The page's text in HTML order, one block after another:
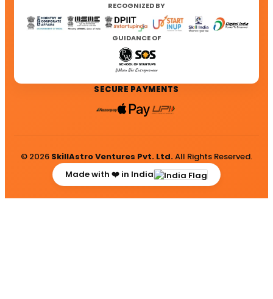
RECOGNIZED BY
GUIDANCE OF
SECURE PAYMENTS
© 2026 SkillAstro Ventures Pvt. Ltd.All Rights Reserved.
Made with ❤️ in India